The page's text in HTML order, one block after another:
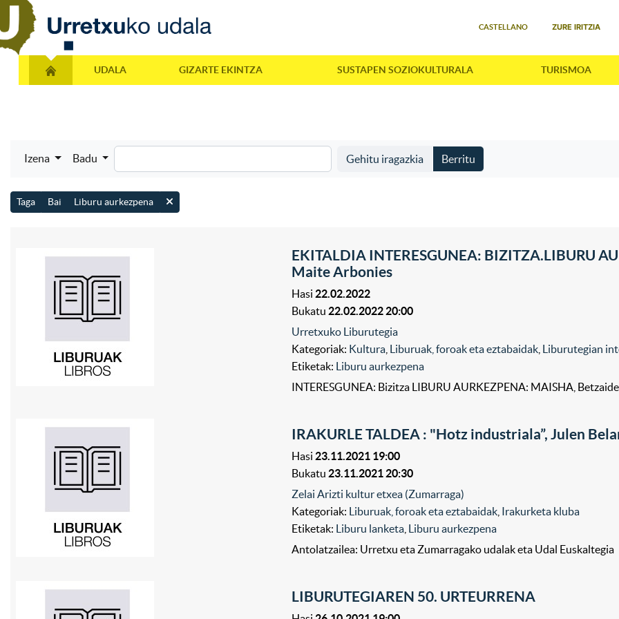
CASTELLANO ZURE IRITZIA
UDALA GIZARTE EKINTZA SUSTAPEN SOZIOKULTURALA TURISMOA
Izena Badu Gehitu iragazkia Berritu
Taga Bai Liburu aurkezpena
EKITALDIA INTERESGUNEA: BIZITZA.LIBURU
Maite Arbonies
Hasi 22.02.2022
Bukatu 22.02.2022 20:00
Urretxuko Liburutegia
Kategoriak: Kultura Liburuak, foroak eta eztabaidak Liburutegian
Etiketak: Liburu aurkezpena
INTERESGUNEA: Bizitza LIBURU AURKEZPENA: MAISHA,
IRAKURLE TALDEA : "Hotz industriala”, Julen
Hasi 23.11.2021 19:00
Bukatu 23.11.2021 20:30
Zelai Arizti kultur etxea (Zumarraga)
Kategoriak: Liburuak, foroak eta eztabaidak Irakurketa kluba
Etiketak: Liburu lanketa Liburu aurkezpena
Antolatzailea: Urretxu eta Zumarragako udalak eta Udal Euskaltegia
LIBURUTEGIAREN 50. URTEURRENA